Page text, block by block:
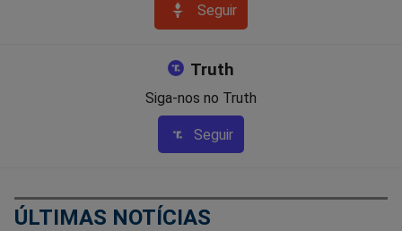
Seguir
Truth
Siga-nos no Truth
Seguir
ÚLTIMAS NOTÍCIAS